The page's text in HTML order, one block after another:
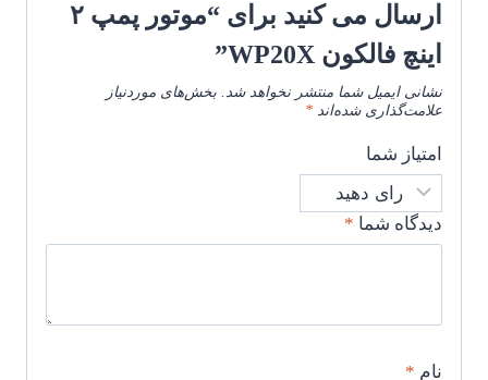
ارسال می کنید برای “موتور پمپ ۲
اینچ فالکون WP20X”
نشانی ایمیل شما منتشر نخواهد شد. بخش‌های موردنیاز
علامت‌گذاری شده‌اند *
امتیاز شما
دیدگاه شما *
نام *